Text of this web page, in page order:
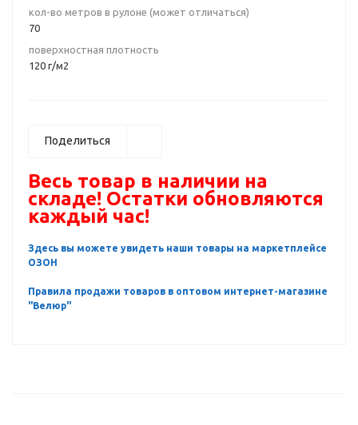
кол-во метров в рулоне (может отличаться)
70
поверхностная плотность
120 г/м2
Поделиться
Весь товар в наличии на
складе! Остатки обновляются
каждый час!
Здесь вы можете увидеть наши товары на маркетплейсе
ОЗОН
Правила продажи товаров в оптовом интернет-магазине
"Велюр"